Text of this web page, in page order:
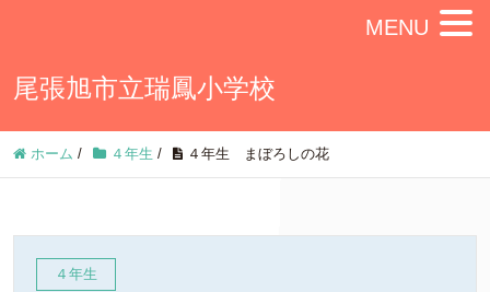
尾張旭市立瑞鳳小学校
ホーム / ４年生 / ４年生 まぼろしの花
４年生
MENU